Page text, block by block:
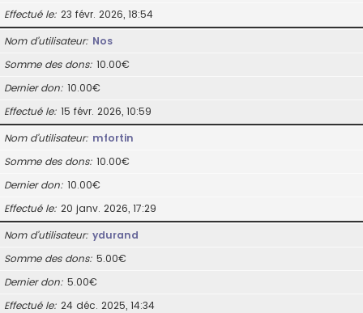
Effectué le 23 févr. 2026, 18:54
Nom d’utilisateur Nos
Somme des dons 10.00€
Dernier don 10.00€
Effectué le 15 févr. 2026, 10:59
Nom d’utilisateur mfortin
Somme des dons 10.00€
Dernier don 10.00€
Effectué le 20 janv. 2026, 17:29
Nom d’utilisateur ydurand
Somme des dons 5.00€
Dernier don 5.00€
Effectué le 24 déc. 2025, 14:34